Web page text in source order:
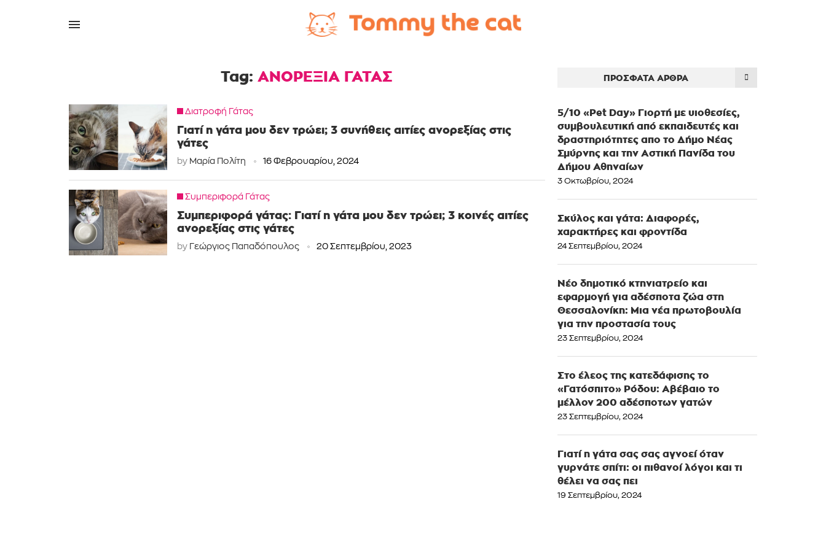
Tag:ΑΝΟΡΕΞΙΑ ΓΑΤΑΣ
Διατροφή Γάτας
Γιατί η γάτα μου δεν τρώει; 3 συνήθεις αιτίες ανορεξίας στις
γάτες
by Μαρία Πολίτη 16 Φεβρουαρίου, 2024
Συμπεριφορά Γάτας
Συμπεριφορά γάτας: Γιατί η γάτα μου δεν τρώει; 3 κοινές αιτίες
ανορεξίας στις γάτες
by Γεώργιος Παπαδόπουλος 20 Σεπτεμβρίου, 2023
ΠΡΌΣΦΑΤΑ ΆΡΘΡΑ
5/10 «Pet Day» Γιορτή με υιοθεσίες,
συμβουλευτική από εκπαιδευτές και
δραστηριότητες απο το Δήμο Νέας
Σμύρνης και την Αστική Πανίδα του
Δήμου Αθηναίων
3 Οκτωβρίου, 2024
Σκύλος και γάτα: Διαφορές,
χαρακτήρες και φροντίδα
24 Σεπτεμβρίου, 2024
Νέο δημοτικό κτηνιατρείο και
εφαρμογή για αδέσποτα ζώα στη
Θεσσαλονίκη: Μια νέα πρωτοβουλία
για την προστασία τους
23 Σεπτεμβρίου, 2024
Στο έλεος της κατεδάφισης το
«Γατόσπιτο» Ρόδου: Αβέβαιο το
μέλλον 200 αδέσποτων γατών
23 Σεπτεμβρίου, 2024
Γιατί η γάτα σας σας αγνοεί όταν
γυρνάτε σπίτι: οι πιθανοί λόγοι και τι
θέλει να σας πει
19 Σεπτεμβρίου, 2024